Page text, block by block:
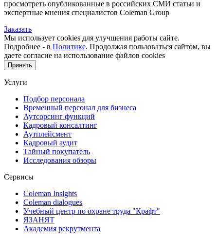
просмотреть опубликованные в российских СМИ статьи и
экспертные мнения специалистов Coleman Group
Заказать
Мы использует cookies для улучшения работы сайте.
Подробнее - в Политике. Продолжая пользоваться сайтом, вы
даете согласие на использование файлов cookies
Принять
Услуги
Подбор персонала
Временный персонал для бизнеса
Аутсорсинг функций
Кадровый консалтинг
Аутплейсмент
Кадровый аудит
Тайный покупатель
Исследования обзоры
Сервисы
Coleman Insights
Coleman dialogues
Учебный центр по охране труда "Крафт"
ЯЗАНЯТ
Академия рекрутмента